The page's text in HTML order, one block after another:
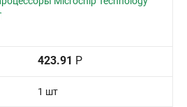
423.91 Р
1 шт